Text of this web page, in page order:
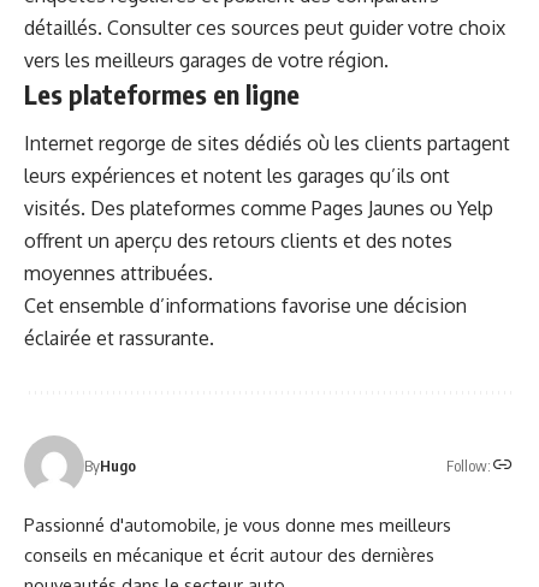
détaillés. Consulter ces sources peut guider votre choix
vers les meilleurs garages de votre région.
Les plateformes en ligne
Internet regorge de sites dédiés où les clients partagent
leurs expériences et notent les garages qu’ils ont
visités. Des plateformes comme Pages Jaunes ou Yelp
offrent un aperçu des retours clients et des notes
moyennes attribuées.
Cet ensemble d’informations favorise une décision
éclairée et rassurante.
ByHugo Follow:
Passionné d'automobile, je vous donne mes meilleurs
conseils en mécanique et écrit autour des dernières